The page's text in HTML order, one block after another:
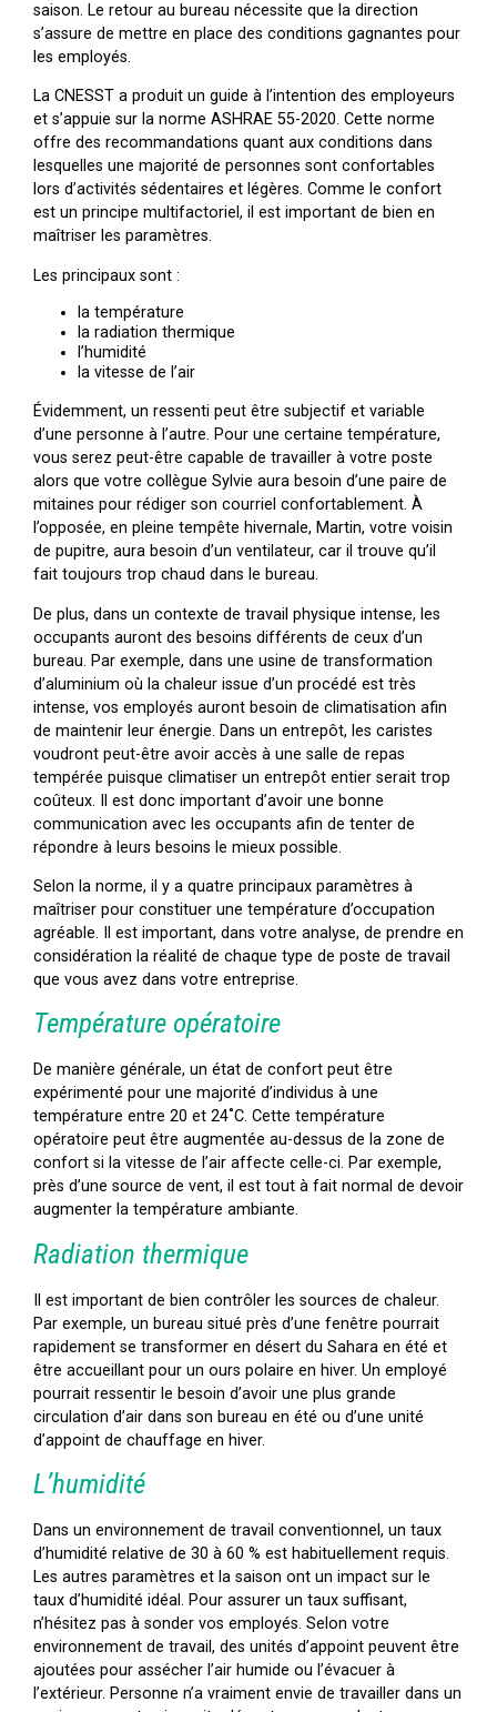
saison. Le retour au bureau nécessite que la direction
s’assure de mettre en place des conditions gagnantes pour
les employés.
La CNESST a produit un guide à l’intention des employeurs
et s’appuie sur la norme ASHRAE 55-2020. Cette norme
offre des recommandations quant aux conditions dans
lesquelles une majorité de personnes sont confortables
lors d’activités sédentaires et légères. Comme le confort
est un principe multifactoriel, il est important de bien en
maîtriser les paramètres.
Les principaux sont :
la température
la radiation thermique
l’humidité
la vitesse de l’air
Évidemment, un ressenti peut être subjectif et variable
d’une personne à l’autre. Pour une certaine température,
vous serez peut-être capable de travailler à votre poste
alors que votre collègue Sylvie aura besoin d’une paire de
mitaines pour rédiger son courriel confortablement. À
l’opposée, en pleine tempête hivernale, Martin, votre voisin
de pupitre, aura besoin d’un ventilateur, car il trouve qu’il
fait toujours trop chaud dans le bureau.
De plus, dans un contexte de travail physique intense, les
occupants auront des besoins différents de ceux d’un
bureau. Par exemple, dans une usine de transformation
d’aluminium où la chaleur issue d’un procédé est très
intense, vos employés auront besoin de climatisation afin
de maintenir leur énergie. Dans un entrepôt, les caristes
voudront peut-être avoir accès à une salle de repas
tempérée puisque climatiser un entrepôt entier serait trop
coûteux. Il est donc important d’avoir une bonne
communication avec les occupants afin de tenter de
répondre à leurs besoins le mieux possible.
Selon la norme, il y a quatre principaux paramètres à
maîtriser pour constituer une température d’occupation
agréable. Il est important, dans votre analyse, de prendre en
considération la réalité de chaque type de poste de travail
que vous avez dans votre entreprise.
Température opératoire
De manière générale, un état de confort peut être
expérimenté pour une majorité d’individus à une
température entre 20 et 24˚C. Cette température
opératoire peut être augmentée au-dessus de la zone de
confort si la vitesse de l’air affecte celle-ci. Par exemple,
près d’une source de vent, il est tout à fait normal de devoir
augmenter la température ambiante.
Radiation thermique
Il est important de bien contrôler les sources de chaleur.
Par exemple, un bureau situé près d’une fenêtre pourrait
rapidement se transformer en désert du Sahara en été et
être accueillant pour un ours polaire en hiver. Un employé
pourrait ressentir le besoin d’avoir une plus grande
circulation d’air dans son bureau en été ou d’une unité
d’appoint de chauffage en hiver.
L’humidité
Dans un environnement de travail conventionnel, un taux
d’humidité relative de 30 à 60 % est habituellement requis.
Les autres paramètres et la saison ont un impact sur le
taux d’humidité idéal. Pour assurer un taux suffisant,
n’hésitez pas à sonder vos employés. Selon votre
environnement de travail, des unités d’appoint peuvent être
ajoutées pour assécher l’air humide ou l’évacuer à
l’extérieur. Personne n’a vraiment envie de travailler dans un